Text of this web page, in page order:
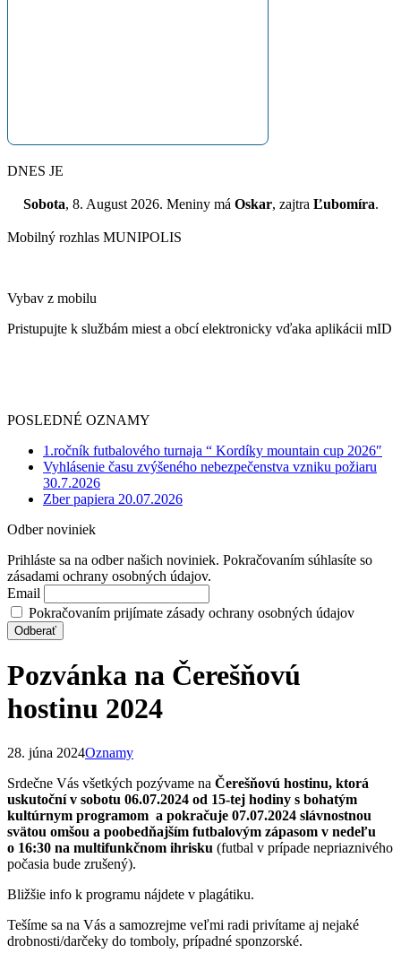
DNES JE
Sobota, 8. August 2026. Meniny má Oskar, zajtra Ľubomíra.
Mobilný rozhlas MUNIPOLIS
Vybav z mobilu
Pristupujte k službám miest a obcí elektronicky vďaka aplikácii mID
POSLEDNÉ OZNAMY
1.ročník futbalového turnaja “ Kordíky mountain cup 2026″
Vyhlásenie času zvýšeného nebezpečenstva vzniku požiaru
30.7.2026
Zber papiera 20.07.2026
Odber noviniek
Prihláste sa na odber našich noviniek. Pokračovaním súhlasíte so
zásadami ochrany osobných údajov.
Email
Pokračovaním prijímate zásady ochrany osobných údajov
Pozvánka na Čerešňovú
hostinu 2024
28. júna 2024Oznamy
Srdečne Vás všetkých pozývame na Čerešňovú hostinu, ktorá
uskutoční v sobotu 06.07.2024 od 15-tej hodiny s bohatým
kultúrnym programom a pokračuje 07.07.2024 slávnostnou
svätou omšou a poobedňajším futbalovým zápasom v nedeľu
o 16:30 na multifunkčnom ihrisku (futbal v prípade nepriaznivého
počasia bude zrušený).
Bližšie info k programu nájdete v plagátiku.
Tešíme sa na Vás a samozrejme veľmi radi privítame aj nejaké
drobnosti/darčeky do tomboly, prípadné sponzorské.